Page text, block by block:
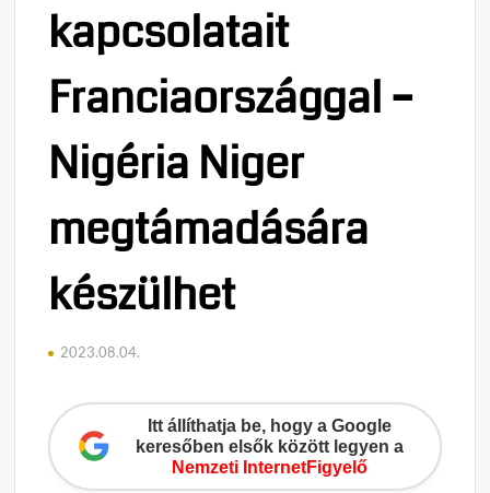
kapcsolatait
Franciaországgal –
Nigéria Niger
megtámadására
készülhet
2023.08.04.
Itt állíthatja be, hogy a Google
keresőben elsők között legyen a
Nemzeti InternetFigyelő